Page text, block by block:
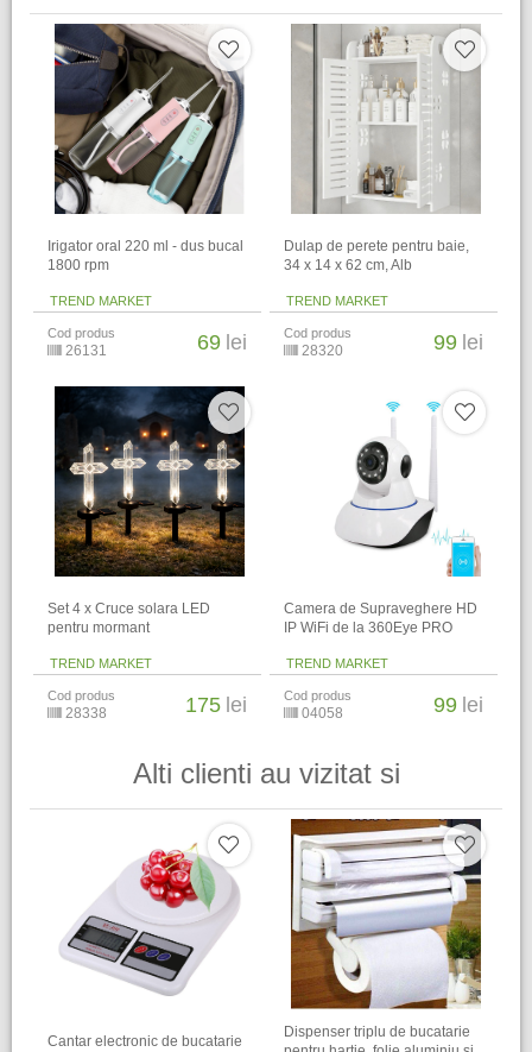
Irigator oral 220 ml - dus bucal
1800 rpm
TREND MARKET
Cod produs
26131 69 lei
Dulap de perete pentru baie,
34 x 14 x 62 cm​, Alb
TREND MARKET
Cod produs
28320 99 lei
Set 4 x Cruce solara LED
pentru mormant
TREND MARKET
Cod produs
28338 175 lei
Camera de Supraveghere HD
IP WiFi de la 360Eye PRO
TREND MARKET
Cod produs
04058 99 lei
Alti clienti au vizitat si
Cantar electronic de bucatarie
Dispenser triplu de bucatarie